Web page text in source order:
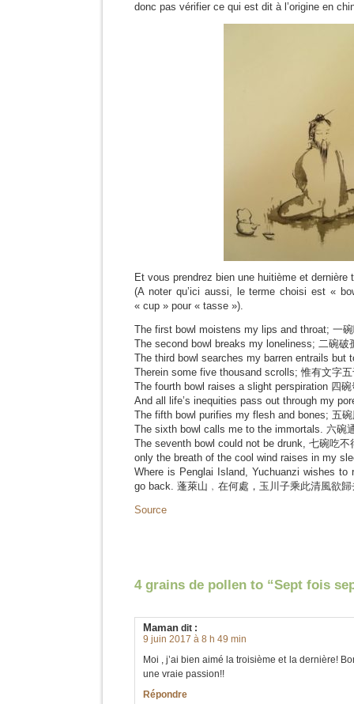
donc pas vérifier ce qui est dit à l’origine en
Et vous prendrez bien une huitième et dernière
(A noter qu’ici aussi, le terme choisi est «
« cup » pour « tasse »).
The first bowl moistens my lips and throat; 一
The second bowl breaks my loneliness; 二碗破
The third bowl searches my barren entrails but
Therein some five thousand scrolls; 惟有文字
The fourth bowl raises a slight perspiration 四
And all life’s inequities pass out through my
The fifth bowl purifies my flesh and bones; 五
The sixth bowl calls me to the immortals. 六碗
The seventh bowl could not be drunk, 七碗吃不
only the breath of the cool wind raises in my
Where is Penglai Island, Yuchuanzi wishes to
go back. 蓬萊山﹐在何處，玉川子乘此清風欲歸
Source
4 grains de pollen to “Sept fois
Maman dit :
9 juin 2017 à 8 h 49 min
Moi , j’ai bien aimé la troisième et la dernière!
une vraie passion!!
Répondre